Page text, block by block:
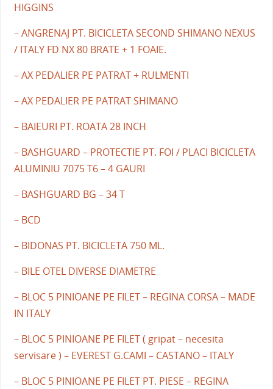
HIGGINS
– ANGRENAJ PT. BICICLETA SECOND SHIMANO NEXUS
/ ITALY FD NX 80 BRATE + 1 FOAIE.
– AX PEDALIER PE PATRAT + RULMENTI
– AX PEDALIER PE PATRAT SHIMANO
– BAIEURI PT. ROATA 28 INCH
– BASHGUARD – PROTECTIE PT. FOI / PLACI BICICLETA
ALUMINIU 7075 T6 – 4 GAURI
– BASHGUARD BG – 34 T
– BCD
– BIDONAS PT. BICICLETA 750 ML.
– BILE OTEL DIVERSE DIAMETRE
– BLOC 5 PINIOANE PE FILET – REGINA CORSA – MADE
IN ITALY
– BLOC 5 PINIOANE PE FILET ( gripat – necesita
servisare ) – EVEREST G.CAMI – CASTANO – ITALY
– BLOC 5 PINIOANE PE FILET PT. PIESE – REGINA